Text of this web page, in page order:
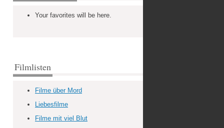
Your favorites will be here.
Filmlisten
Filme über Mord
Liebesfilme
Filme mit viel Blut